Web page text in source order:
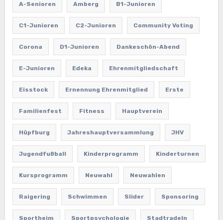
A-Senioren Amberg B1-Junioren
C1-Junioren C2-Junioren Community Voting
Corona D1-Junioren Dankeschön-Abend
E-Junioren Edeka Ehrenmitgliedschaft
Eisstock Ernennung Ehrenmitglied Erste
Familienfest Fitness Hauptverein
Hüpfburg Jahreshauptversammlung JHV
Jugendfußball Kinderprogramm Kinderturnen
Kursprogramm Neuwahl Neuwahlen
Raigering Schwimmen Slider Sponsoring
Sportheim Sportpsychologie Stadtradeln